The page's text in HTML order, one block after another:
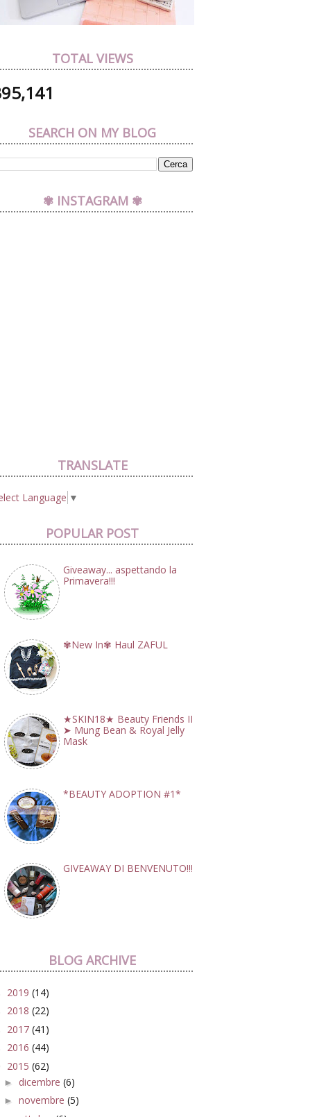
TOTAL VIEWS
SEARCH ON MY BLOG
✾ INSTAGRAM ✾
TRANSLATE
Language ▼
POPULAR POST
Giveaway... aspettando la
Primavera!!!
✾New In✾ Haul ZAFUL
★SKIN18★ Beauty Friends II
➤ Mung Bean & Royal Jelly
Mask
*BEAUTY ADOPTION #1*
GIVEAWAY DI BENVENUTO!!!
BLOG ARCHIVE
2019 (14)
2018 (22)
2017 (41)
2016 (44)
2015 (62)
► dicembre (6)
► novembre (5)